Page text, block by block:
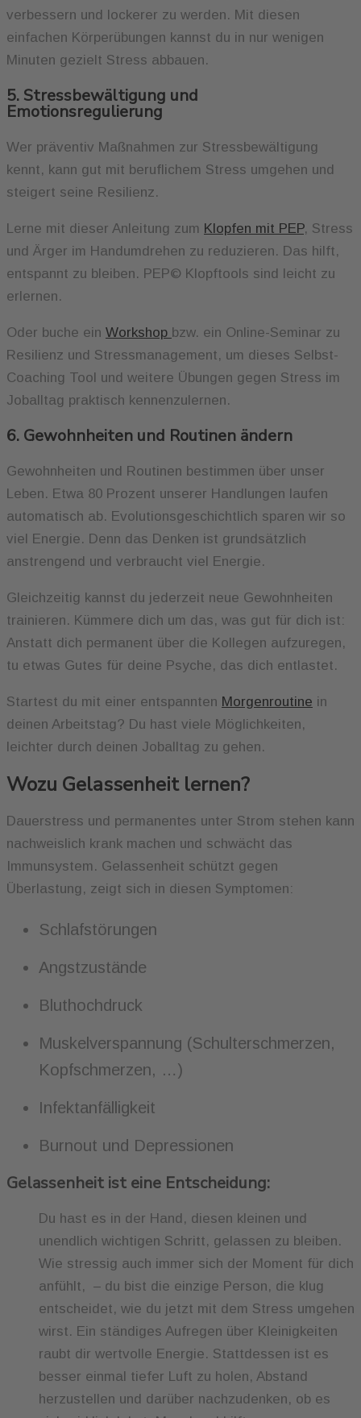
verbessern und lockerer zu werden. Mit diesen
einfachen Körperübungen kannst du in nur wenigen
Minuten gezielt Stress abbauen.
5. Stressbewältigung und
Emotionsregulierung
Wer präventiv Maßnahmen zur Stressbewältigung
kennt, kann gut mit beruflichem Stress umgehen und
steigert seine Resilienz.
Lerne mit dieser Anleitung zum Klopfen mit PEP, Stress
und Ärger im Handumdrehen zu reduzieren. Das hilft,
entspannt zu bleiben. PEP© Klopftools sind leicht zu
erlernen.
Oder buche ein Workshop bzw. ein Online-Seminar zu
Resilienz und Stressmanagement, um dieses Selbst-
Coaching Tool und weitere Übungen gegen Stress im
Joballtag praktisch kennenzulernen.
6. Gewohnheiten und Routinen ändern
Gewohnheiten und Routinen bestimmen über unser
Leben. Etwa 80 Prozent unserer Handlungen laufen
automatisch ab. Evolutionsgeschichtlich sparen wir so
viel Energie. Denn das Denken ist grundsätzlich
anstrengend und verbraucht viel Energie.
Gleichzeitig kannst du jederzeit neue Gewohnheiten
trainieren. Kümmere dich um das, was gut für dich ist:
Anstatt dich permanent über die Kollegen aufzuregen,
tu etwas Gutes für deine Psyche, das dich entlastet.
Startest du mit einer entspannten Morgenroutine in
deinen Arbeitstag? Du hast viele Möglichkeiten,
leichter durch deinen Joballtag zu gehen.
Wozu Gelassenheit lernen?
Dauerstress und permanentes unter Strom stehen kann
nachweislich krank machen und schwächt das
Immunsystem. Gelassenheit schützt gegen
Überlastung, zeigt sich in diesen Symptomen:
Schlafstörungen
Angstzustände
Bluthochdruck
Muskelverspannung (Schulterschmerzen,
Kopfschmerzen, …)
Infektanfälligkeit
Burnout und Depressionen
Gelassenheit ist eine Entscheidung:
Du hast es in der Hand, diesen kleinen und
unendlich wichtigen Schritt, gelassen zu bleiben.
Wie stressig auch immer sich der Moment für dich
anfühlt, – du bist die einzige Person, die klug
entscheidet, wie du jetzt mit dem Stress umgehen
wirst. Ein ständiges Aufregen über Kleinigkeiten
raubt dir wertvolle Energie. Stattdessen ist es
besser einmal tiefer Luft zu holen, Abstand
herzustellen und darüber nachzudenken, ob es